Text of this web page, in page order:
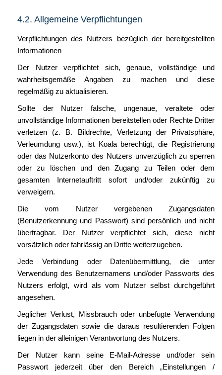
4.2. Allgemeine Verpflichtungen
Verpflichtungen des Nutzers bezüglich der bereitgestellten
Informationen
Der Nutzer verpflichtet sich, genaue, vollständige und
wahrheitsgemäße Angaben zu machen und diese
regelmäßig zu aktualisieren.
Sollte der Nutzer falsche, ungenaue, veraltete oder
unvollständige Informationen bereitstellen oder Rechte Dritter
verletzen (z. B. Bildrechte, Verletzung der Privatsphäre,
Verleumdung usw.), ist Koala berechtigt, die Registrierung
oder das Nutzerkonto des Nutzers unverzüglich zu sperren
oder zu löschen und den Zugang zu Teilen oder dem
gesamten Internetauftritt sofort und/oder zukünftig zu
verweigern.
Die vom Nutzer vergebenen Zugangsdaten
(Benutzerkennung und Passwort) sind persönlich und nicht
übertragbar. Der Nutzer verpflichtet sich, diese nicht
vorsätzlich oder fahrlässig an Dritte weiterzugeben.
Jede Verbindung oder Datenübermittlung, die unter
Verwendung des Benutzernamens und/oder Passworts des
Nutzers erfolgt, wird als vom Nutzer selbst durchgeführt
angesehen.
Jeglicher Verlust, Missbrauch oder unbefugte Verwendung
der Zugangsdaten sowie die daraus resultierenden Folgen
liegen in der alleinigen Verantwortung des Nutzers.
Der Nutzer kann seine E-Mail-Adresse und/oder sein
Passwort jederzeit über den Bereich „Einstellungen /